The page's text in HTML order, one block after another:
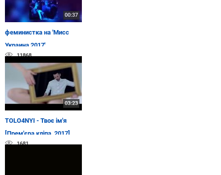
00:37
феминистка на 'Мисс
Украина 2017'
11868
03:23
TOLO4NYI - Твоє ім'я
[Прем'єра кліпа, 2017]
1681